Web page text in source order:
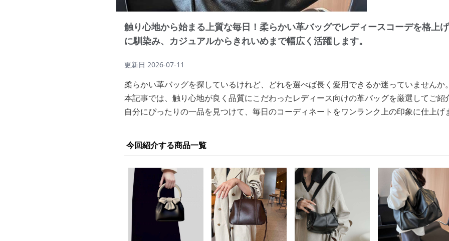
触り心地から始まる上質な毎日！柔らかい革バッグでレディースコーデを格上
に馴染み、カジュアルからきれいめまで幅広く活躍します。
更新日 2026-07-11
柔らかい革バッグを探しているけれど、どれを選べば長く愛用できるか迷っていませんか。
本記事では、触り心地が良く品質にこだわったレディース向けの革バッグを厳選してご紹
自分にぴったりの一品を見つけて、毎日のコーディネートをワンランク上の印象に仕上げ
今回紹介する商品一覧